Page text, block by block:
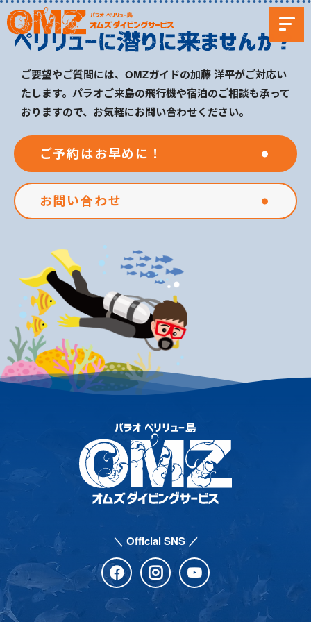
ご要望やご質問には、OMZガイドの加藤 洋平がご対応い
たします。パラオご来島の飛行機や宿泊のご相談も承って
おりますので、お気軽にお問い合わせください。
ご予約はお早めに！
お問い合わせ
＼ Official SNS ／